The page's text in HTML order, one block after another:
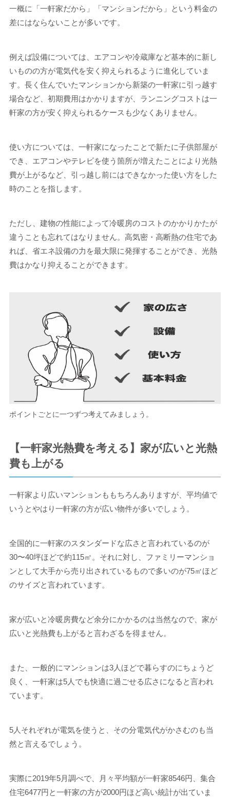
一概に「一軒家だから」「マンションだから」という料金の
差にはならないことが多いです。
例えば設備については、エアコンや冷蔵庫など基本的に新し
いものの方が電気代を安く抑えられるように進化していま
す。長く住んでいたマンションから新築の一軒家に引っ越す
場合など、初期費用はかかりますが、ランニングコストは一
軒家の方が安く抑えられるケースも少なくありません。
使い方については、一軒家になったことで新たに子供部屋が
でき、エアコンやテレビを使う箇所が増えたことにより光熱
費が上がるなど、引っ越し前にはできなかった使い方をした
時のことを指します。
ただし、建物の性能によって冷暖房のコストのかかりかたが
違うことも忘れてはなりません。高気密・高断熱の住宅であ
れば、省エネ設備の力を最大限に発揮することができ、光熱
費はかなり抑えることができます。
ポイントごとに一つずつ考えてみましょう。
【一軒家光熱費を考える】家が広いと光熱
費も上がる
一軒家より広いマンションももちろんありますが、平均値で
いうとやはり一軒家の方が広い物件が多いでしょう。
全国的に一軒家のスタンダードな広さと言われているのが
30〜40坪ほどで約115㎡。それに対し、ファミリーマンショ
ンとして大手から売り出されているもので多いのが75㎡ほど
のサイズと言われています。
家が広いと冷暖房費など余分にかかるのは当然なので、家が
広いと光熱費も上がると言わざるを得ません。
また、一般的にマンションは3人ほどで暮らすのにちょうど
良く、一軒家は5人でも快適に過ごせる広さになると言われ
ています。
5人それぞれが電気を使うと、その分電気代がかさむのも当
然と言えるでしょう。
実際に2019年5月調べで、月々平均額が一軒家8546円、集合
住宅6477円と一軒家の方が2000円ほど高い統計が出ていま